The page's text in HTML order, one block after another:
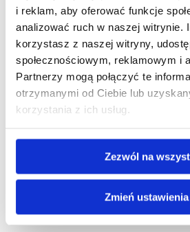
i reklam, aby oferować funkcje
analizować ruch w naszej witrynie.
korzystasz z naszej witryny,
społecznościowym, reklamowym i
Partnerzy mogą połączyć te
otrzymanymi od Ciebie lub
korzystania z ich usług.
Zezwól na
Zmień ustawienia
Obserwuj mnie
Ostatnie wpisy
Talenty kontrastowe:
się, choć chcemy tego